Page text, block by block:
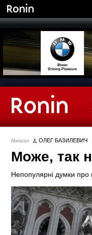
Написал ОЛЕГ БАЗИЛЕВИЧ
Може, так
Непопулярні думки про